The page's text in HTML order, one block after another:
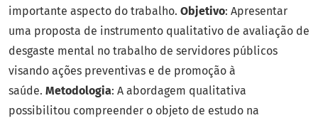
importante aspecto do trabalho. Objetivo: Apresentar
uma proposta de instrumento qualitativo de avaliação de
desgaste mental no trabalho de servidores públicos
visando ações preventivas e de promoção à
saúde. Metodologia: A abordagem qualitativa
possibilitou compreender o objeto de estudo na